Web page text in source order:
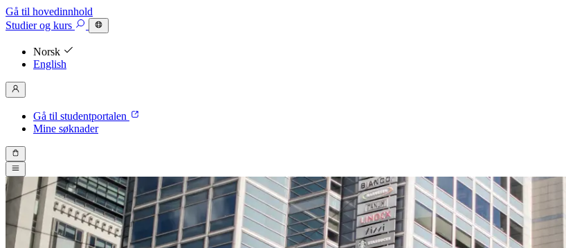
Gå til hovedinnhold
Studierog kurs
Norsk
English
Gå til studentportalen
Mine søknader